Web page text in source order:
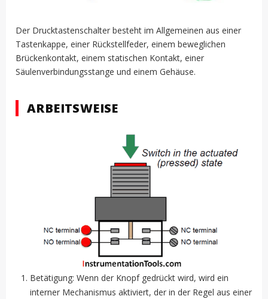
Der Drucktastenschalter besteht im Allgemeinen aus einer
Tastenkappe, einer Rückstellfeder, einem beweglichen
Brückenkontakt, einem statischen Kontakt, einer
Säulenverbindungsstange und einem Gehäuse.
ARBEITSWEISE
Betätigung: Wenn der Knopf gedrückt wird, wird ein
interner Mechanismus aktiviert, der in der Regel aus einer